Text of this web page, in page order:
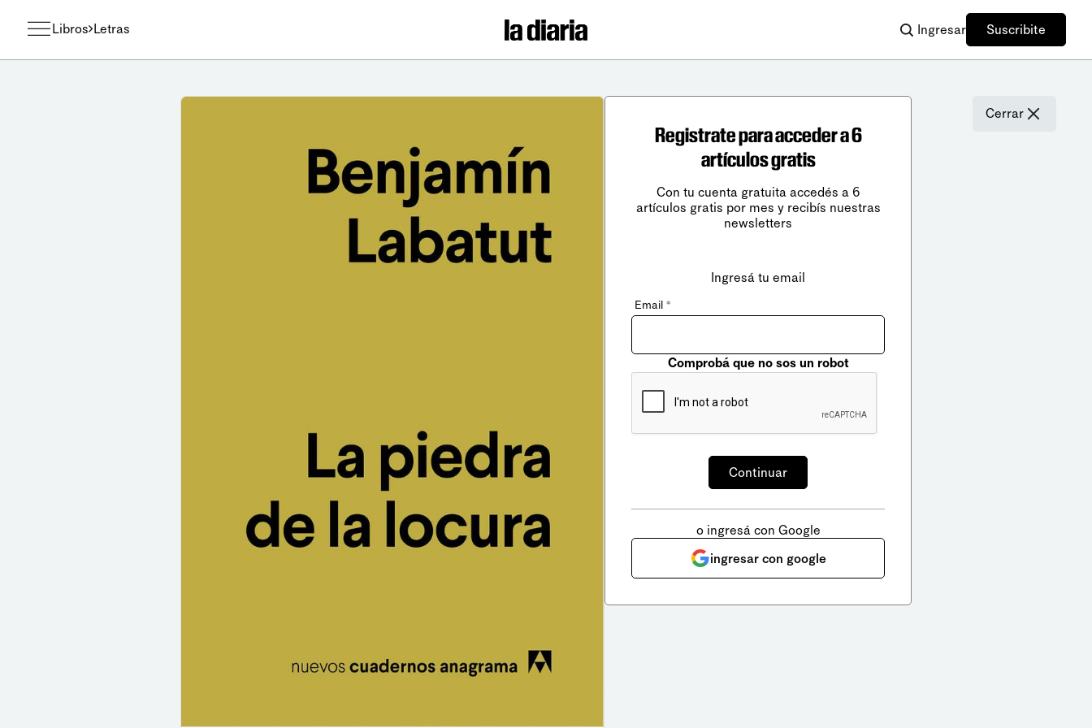
Libros Letras Ingresar Suscribite
Cerrar
Registrate para acceder a 6
artículos gratis
Con tu cuenta gratuita accedés a 6
artículos gratis por mes y recibís nuestras
newsletters
Ingresá tu email
Email *
Comprobá que no sos un robot
o ingresá con Google
ingresar con google